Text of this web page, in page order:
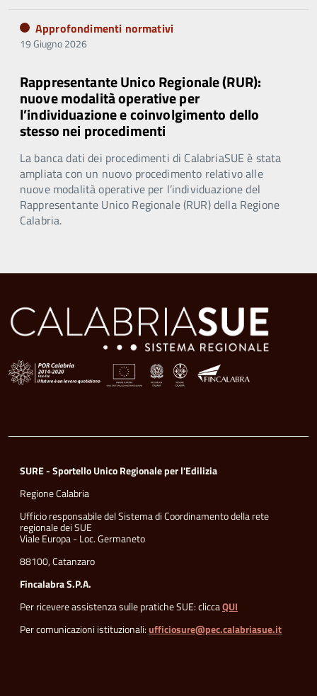
Approfondimenti normativi
19 Giugno 2026
Rappresentante Unico Regionale (RUR):
nuove modalità operative per
l’individuazione e coinvolgimento dello
stesso nei procedimenti
La banca dati dei procedimenti di CalabriaSUE è stata
ampliata con un nuovo procedimento relativo alle
nuove modalità operative per l’individuazione del
Rappresentante Unico Regionale (RUR) della Regione
Calabria.
SURE - Sportello Unico Regionale per l'Edilizia
Regione Calabria
Ufficio responsabile del Sistema di Coordinamento della rete
regionale dei SUE
Viale Europa - Loc. Germaneto
88100, Catanzaro
Fincalabra S.P.A.
Per ricevere assistenza sulle pratiche SUE: cliccaQUI
Per comunicazioni istituzionali:ufficiosure@pec.calabriasue.it